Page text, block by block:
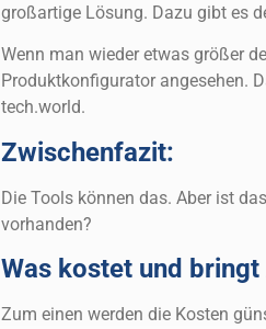
großartige Lösung. Dazu gibt es
Wenn man wieder etwas größer
Produktkonfigurator angesehen.
tech.world.
Zwischenfazit:
Die Tools können das. Aber ist
vorhanden?
Was kostet und
Zum einen werden die Kosten